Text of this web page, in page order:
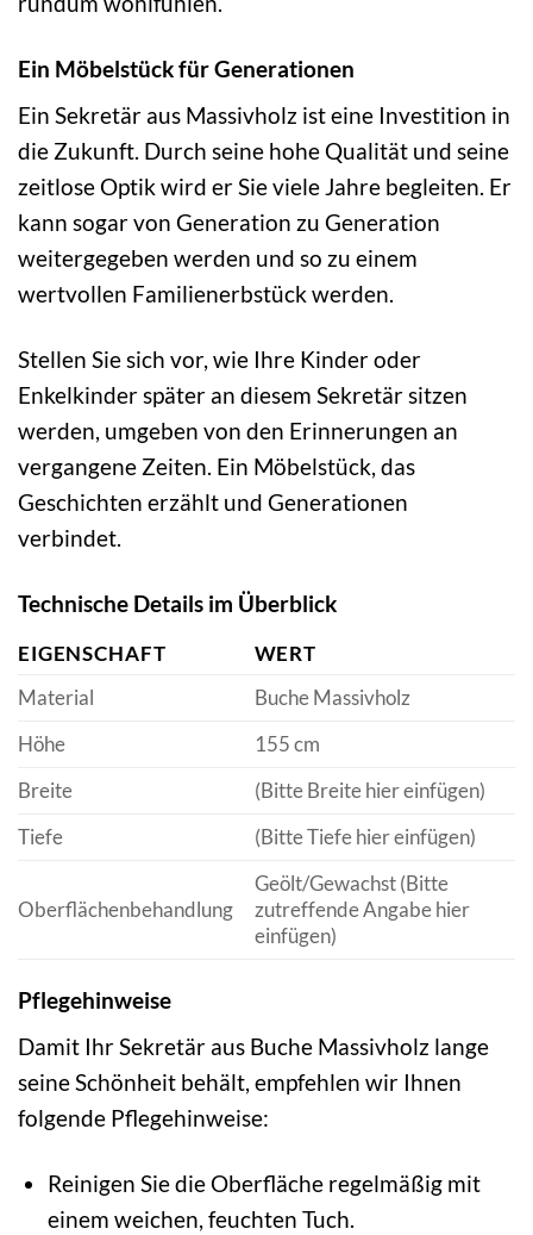
Ein Möbelstück für Generationen
Ein Sekretär aus Massivholz ist eine Investition in
die Zukunft. Durch seine hohe Qualität und seine
zeitlose Optik wird er Sie viele Jahre begleiten. Er
kann sogar von Generation zu Generation
weitergegeben werden und so zu einem
wertvollen Familienerbstück werden.
Stellen Sie sich vor, wie Ihre Kinder oder
Enkelkinder später an diesem Sekretär sitzen
werden, umgeben von den Erinnerungen an
vergangene Zeiten. Ein Möbelstück, das
Geschichten erzählt und Generationen
verbindet.
Technische Details im Überblick
EIGENSCHAFT
WERT
Material
Buche Massivholz
Höhe
155 cm
Breite
(Bitte Breite hier einfügen)
Tiefe
(Bitte Tiefe hier einfügen)
Oberflächenbehandlung
Geölt/Gewachst (Bitte
zutreffende Angabe hier
einfügen)
Pflegehinweise
Damit Ihr Sekretär aus Buche Massivholz lange
seine Schönheit behält, empfehlen wir Ihnen
folgende Pflegehinweise:
Reinigen Sie die Oberfläche regelmäßig mit
einem weichen, feuchten Tuch.